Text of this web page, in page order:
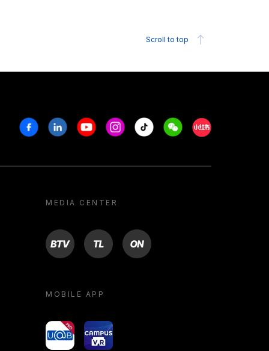
Scroll to top
FacebookLinkedinYoutubeInstagram
Tiktok WeechatXiaohongshu/
MEDIA CENTER
BTV TL ON
MOBILE APP
yoU@B Campus VR